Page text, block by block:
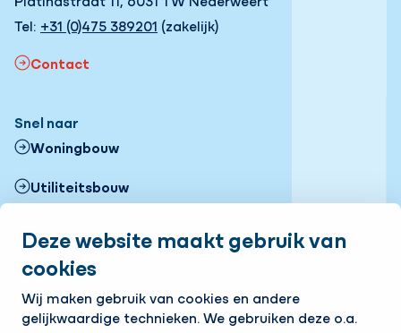
Deze website maakt gebruik van
cookies
Wij maken gebruik van cookies en andere
gelijkwaardige technieken. We gebruiken deze o.a.
Tel: +31 (0)475 389201 (zakelijk)
Contact
Snel naar
Woningbouw
Utiliteitsbouw
Projecten